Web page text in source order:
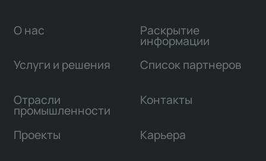
О нас
Услуги и решения
Отрасли
промышленности
Проекты
Раскрытие
информации
Список партнеров
Контакты
Карьера